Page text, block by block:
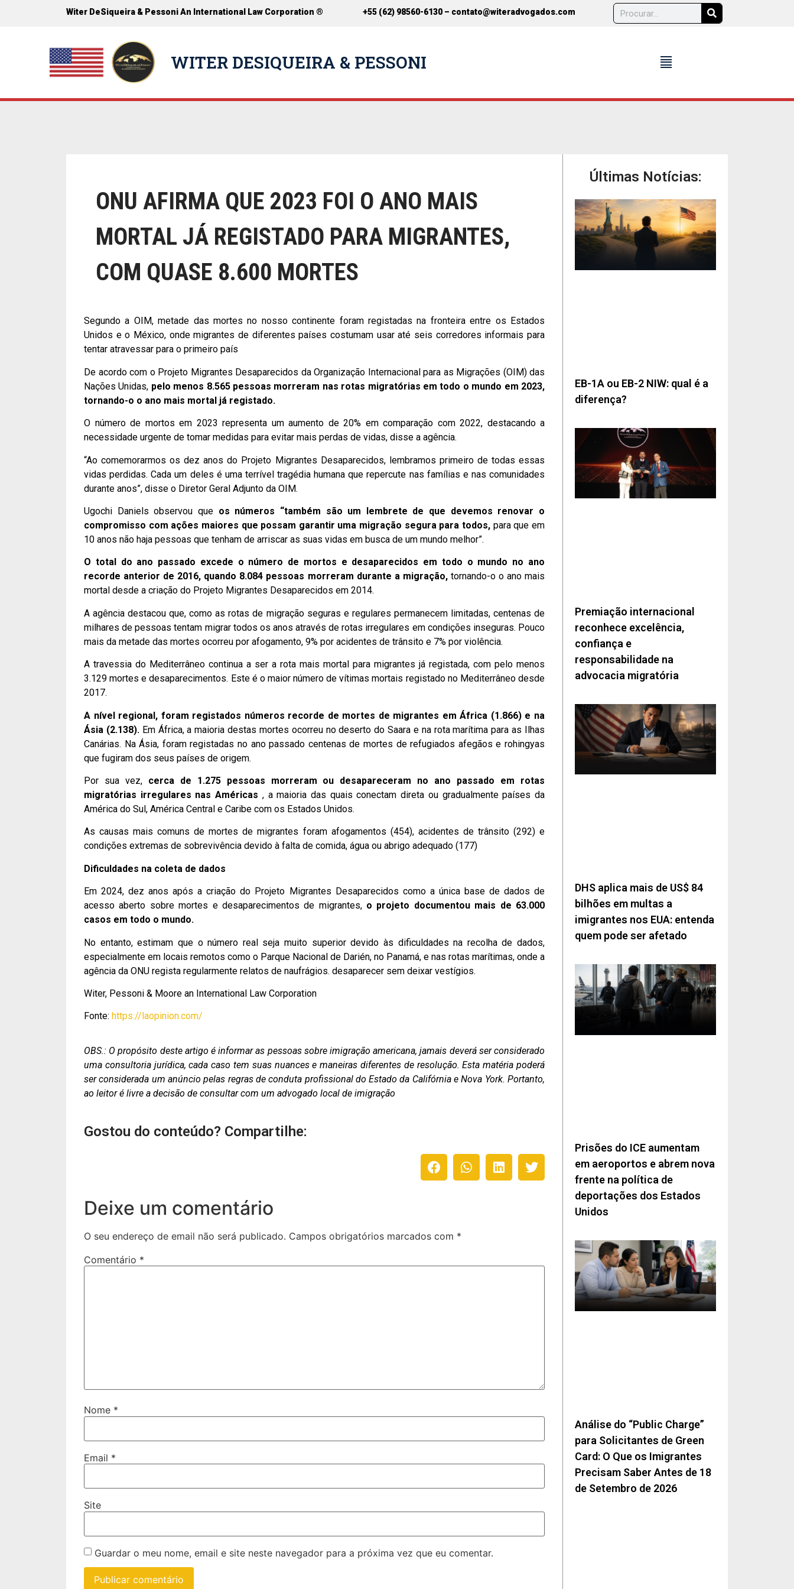
Witer DeSiqueira & Pessoni An International Law Corporation ® +55 (62) 98560-6130 – contato@witeradvogados.com
WITER DESIQUEIRA & PESSONI format_align_justify
ONU AFIRMA QUE 2023 FOI O ANO MAIS
MORTAL JÁ REGISTADO PARA MIGRANTES,
COM QUASE 8.600 MORTES
Segundo a OIM, metade das mortes no nosso continente foram registadas na fronteira entre os Estados
Unidos e o México, onde migrantes de diferentes países costumam usar até seis corredores informais para
tentar atravessar para o primeiro país
De acordo com o Projeto Migrantes Desaparecidos da Organização Internacional para as Migrações (OIM) das
Nações Unidas, pelo menos 8.565 pessoas morreram nas rotas migratórias em todo o mundo em 2023,
tornando-o o ano mais mortal já registado.
O número de mortos em 2023 representa um aumento de 20% em comparação com 2022, destacando a
necessidade urgente de tomar medidas para evitar mais perdas de vidas, disse a agência.
“Ao comemorarmos os dez anos do Projeto Migrantes Desaparecidos, lembramos primeiro de todas essas
vidas perdidas. Cada um deles é uma terrível tragédia humana que repercute nas famílias e nas comunidades
durante anos”, disse o Diretor Geral Adjunto da OIM.
Ugochi Daniels observou que os números “também são um lembrete de que devemos renovar o
compromisso com ações maiores que possam garantir uma migração segura para todos, para que em
10 anos não haja pessoas que tenham de arriscar as suas vidas em busca de um mundo melhor”.
O total do ano passado excede o número de mortos e desaparecidos em todo o mundo no ano
recorde anterior de 2016, quando 8.084 pessoas morreram durante a migração,tornando-o o ano mais
mortal desde a criação do Projeto Migrantes Desaparecidos em 2014.
A agência destacou que, como as rotas de migração seguras e regulares permanecem limitadas, centenas de
milhares de pessoas tentam migrar todos os anos através de rotas irregulares em condições inseguras. Pouco
mais da metade das mortes ocorreu por afogamento, 9% por acidentes de trânsito e 7% por violência.
A travessia do Mediterrâneo continua a ser a rota mais mortal para migrantes já registada, com pelo menos
3.129 mortes e desaparecimentos. Este é o maior número de vítimas mortais registado no Mediterrâneo desde
2017.
A nível regional, foram registados números recorde de mortes de migrantes em África (1.866) e na
Ásia (2.138). Em África, a maioria destas mortes ocorreu no deserto do Saara e na rota marítima para as Ilhas
Canárias. Na Ásia, foram registadas no ano passado centenas de mortes de refugiados afegãos e rohingyas
que fugiram dos seus países de origem.
Por sua vez, cerca de 1.275 pessoas morreram ou desapareceram no ano passado em rotas
migratórias irregulares nas Américas , a maioria das quais conectam direta ou gradualmente países da
América do Sul, América Central e Caribe com os Estados Unidos.
As causas mais comuns de mortes de migrantes foram afogamentos (454), acidentes de trânsito (292) e
condições extremas de sobrevivência devido à falta de comida, água ou abrigo adequado (177)
Dificuldades na coleta de dados
Em 2024, dez anos após a criação do Projeto Migrantes Desaparecidos como a única base de dados de
acesso aberto sobre mortes e desaparecimentos de migrantes, o projeto documentou mais de 63.000
casos em todo o mundo.
No entanto, estimam que o número real seja muito superior devido às dificuldades na recolha de dados,
especialmente em locais remotos como o Parque Nacional de Darién, no Panamá, e nas rotas marítimas, onde a
agência da ONU regista regularmente relatos de naufrágios. desaparecer sem deixar vestígios.
Witer, Pessoni & Moore an International Law Corporation
Fonte: https://laopinion.com/
OBS.: O propósito deste artigo é informar as pessoas sobre imigração americana, jamais deverá ser considerado
uma consultoria jurídica, cada caso tem suas nuances e maneiras diferentes de resolução. Esta matéria poderá
ser considerada um anúncio pelas regras de conduta profissional do Estado da Califórnia e Nova York. Portanto,
ao leitor é livre a decisão de consultar com um advogado local de imigração
Gostou do conteúdo? Compartilhe:
Deixe um comentário
O seu endereço de email não será publicado. Campos obrigatórios marcados com *
Comentário *
Nome *
Email *
Site
Guardar o meu nome, email e site neste navegador para a próxima vez que eu comentar.
Últimas Notícias:
EB-1A ou EB-2 NIW: qual é a
diferença?
Premiação internacional
reconhece excelência,
confiança e
responsabilidade na
advocacia migratória
DHS aplica mais de US$ 84
bilhões em multas a
imigrantes nos EUA: entenda
quem pode ser afetado
Prisões do ICE aumentam
em aeroportos e abrem nova
frente na política de
deportações dos Estados
Unidos
Análise do “Public Charge”
para Solicitantes de Green
Card: O Que os Imigrantes
Precisam Saber Antes de 18
de Setembro de 2026